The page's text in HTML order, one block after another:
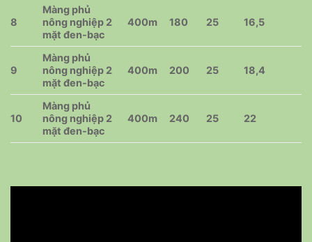
8
Màng phủ
nông nghiệp 2
mặt đen-bạc
400m 180 25 16,5
9
Màng phủ
nông nghiệp 2
mặt đen-bạc
400m 200 25 18,4
10
Màng phủ
nông nghiệp 2
mặt đen-bạc
400m 240 25 22